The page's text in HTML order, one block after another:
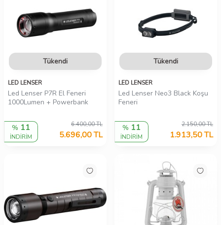
Tükendi
LED LENSER
Led Lenser P7R El Feneri
1000Lumen + Powerbank
% 11
İNDİRİM
6.400,00TL
5.696,00TL
Tükendi
LED LENSER
Led Lenser Neo3 Black Koşu
Feneri
% 11
İNDİRİM
2.150,00TL
1.913,50TL